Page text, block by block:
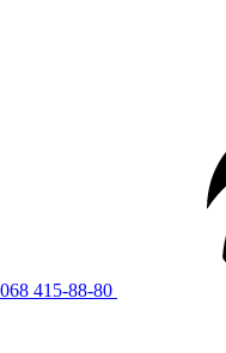
415-88-80